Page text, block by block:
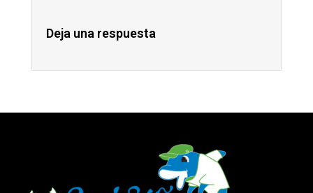
Deja una respuesta